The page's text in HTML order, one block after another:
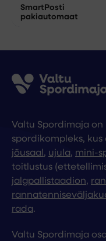
SmartPosti
pakiautomaat
Valtu Spordimaja on
spordikompleks,
jõusaal, ujula, mini-
toitlustus
jalgpallistaadion,
rada.
Valtu Spordimaja